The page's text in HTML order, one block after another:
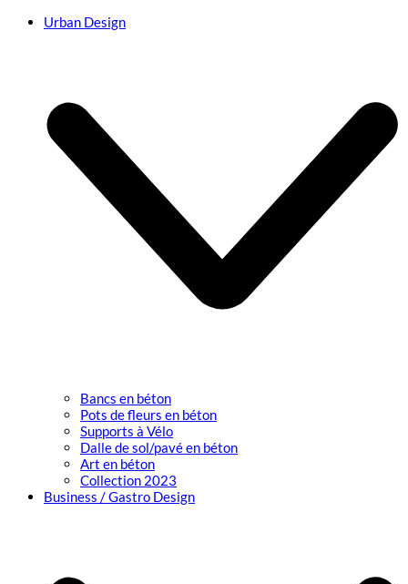
Urban Design
Bancs en béton
Pots de fleurs en béton
Supports à Vélo
Dalle de sol/pavé en béton
Art en béton
Collection 2023
Business / Gastro Design